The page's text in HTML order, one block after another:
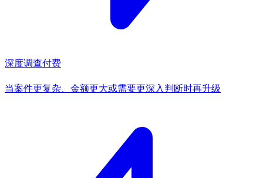
深度调查付费
当案件更复杂、金额更大或需要更深入判断时再升级